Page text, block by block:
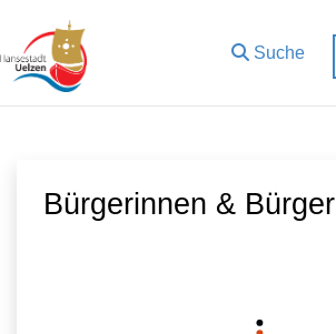
Zum Hauptinhalt springen
Suche
Bürgerinnen & Bürger